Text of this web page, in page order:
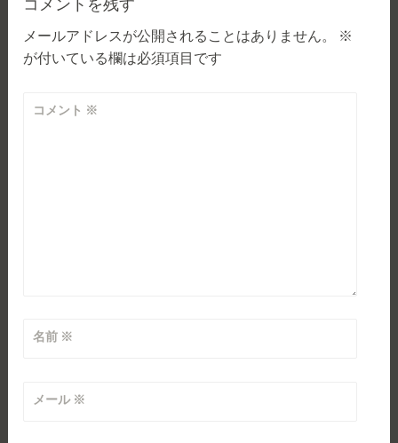
ー
シ
ョ
ン
コメントを残す
メールアドレスが公開されることはありません。
※
が付いている欄は必須項目です
コメント ※
名前 ※
メール ※